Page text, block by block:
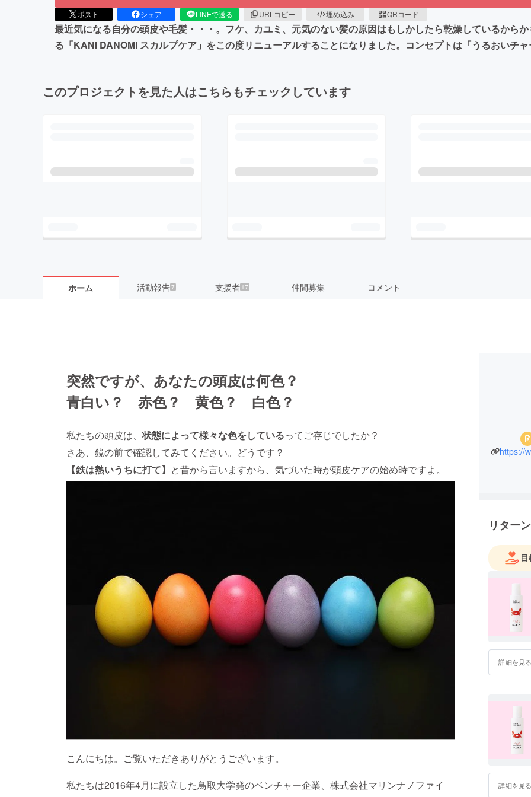
ポスト シェア LINEで送る URLコピー 埋め込み QRコード
最近気になる自分の頭皮や毛髪・・・。フケ、カユミ、元気のない髪の原因はもしかしたら乾燥しているから
る「KANI DANOMI スカルプケア」をこの度リニューアルすることになりました。コンセプトは「うるおいチ
このプロジェクトを見た人はこちらもチェックしています
ホーム 活動報告7 支援者 17 仲間募集 コメント
突然ですが、あなたの頭皮は何色？
青白い？ 赤色？ 黄色？ 白色？
私たちの頭皮は、状態によって様々な色をしているってご存じでしたか？
さあ、鏡の前で確認してみてください。どうです？
【鉄は熱いうちに打て】 と昔から言いますから、気づいた時が頭皮ケアの始め時ですよ。
こんにちは。ご覧いただきありがとうございます。
私たちは2016年4月に設立した鳥取大学発のベンチャー企業、株式会社マリンナノファイ
https://
リター
詳細を見
詳細を見